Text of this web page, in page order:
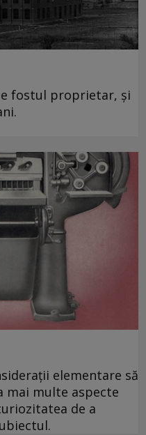
fostul proprietar, și
elementare să
mai multe aspecte
de a